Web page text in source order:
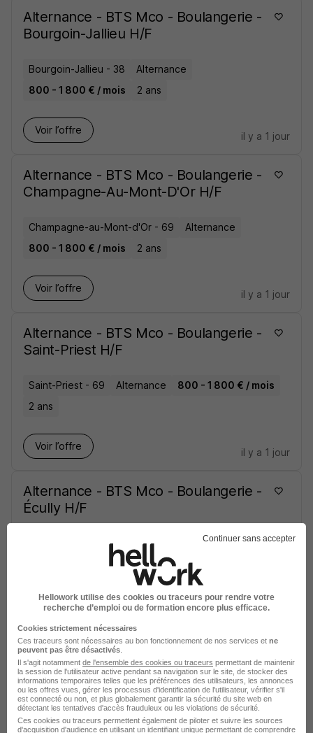
Alternance - BTS Mco - Boulangerie -
Bourgoin-Jallieu H/F
Bourgoin-Jallieu - 38
Alternance
800 - 1 800 € / mois
2 ans
Voir l’offre
il y a 1 jour
Alternance - BTS Mco - Boulangerie -
Champagne-Au-Mont-D'Or H/F
Champagne-au-Mont-d'Or - 69
Alternance
800 - 1 800 € / mois
2 ans
Voir l’offre
il y a 1 jour
Alternance - BTS Mco - Boulangerie -
Saint-Priest H/F
Saint-Priest - 69 Alternance
800 - 1 800 € / mois
2 ans
Voir l’offre
il y a 1 jour
Alternance - BTS Mco - Boulangerie -
Écully H/F
Alternance 800 - 1 800 € / mois 2 ans
Alternance - BTS Mco - Restauration
Rapide - Chaponnay H/F
Chaponnay - 69 Alternance
800 - 1 800 € / mois
2 ans
Continuer sans accepter
Hellowork utilise des cookies ou traceurs pour rendre votre
recherche d’emploi ou de formation encore plus efficace.
Cookies strictement nécessaires
Ces traceurs sont nécessaires au bon fonctionnement de nos services et ne
peuvent pas être désactivés
Il s'agit notamment de l'ensemble des cookies ou traceurs permettant de maintenir
la session de l'utilisateur active pendant sa navigation sur le site, de stocker des
informations temporaires telles que les préférences des utilisateurs, les annonces
ou les offres vues, gérer les processus d'identification de l'utilisateur, vérifier s'il
est connecté ou non, et plus globalement garantir la sécurité du site web en
détectant les tentatives d'accès frauduleux ou les violations de sécurité.
Ces cookies ou traceurs permettent également de piloter et suivre les sources
d'acquisition d'audience en utilisant un identifiant unique permettant de comprendre